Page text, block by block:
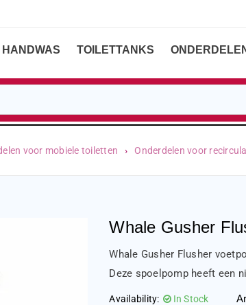
HANDWAS TOILETTANKS
voor mobiele toiletten › Onderdelen voor
Whale Gusher
Whale Gusher Flusher
Deze spoelpomp heeft een
Availability: In Stock